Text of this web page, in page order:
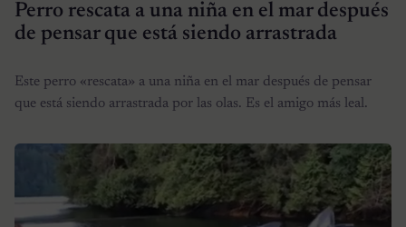
Perro rescata a una niña en el mar después
de pensar que está siendo arrastrada
Este perro «rescata» a una niña en el mar después de pensar
que está siendo arrastrada por las olas. Es el amigo más leal.